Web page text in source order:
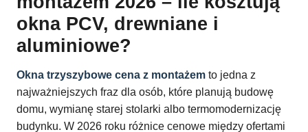
okna PCV, drewniane i
aluminiowe?
Okna trzyszybowe cena z montażem to jedna z
najważniejszych fraz dla osób, które planują budowę
domu, wymianę starej stolarki albo termomodernizację
budynku. W 2026 roku różnice cenowe między ofertami